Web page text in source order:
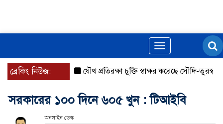
Toggle
navigation
ব্রেকিং নিউজ: যৌথ প্রতিরক্ষা চুক্তি স্বাক্ষর করেছে সৌদি-তুরস্ক-
সরকারের ১০০ দিনে ৬০৫ খুন : টিআইবি
অনলাইন ডেস্ক